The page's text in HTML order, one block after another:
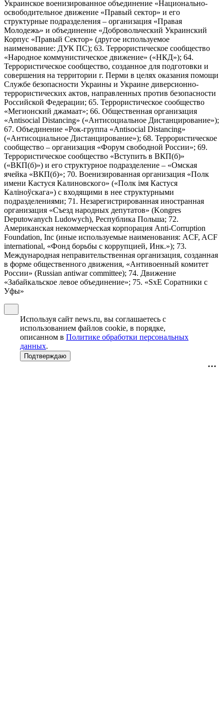
Украинское военизированное объединение «Национально-
освободительное движение «Правый сектор» и его
структурные подразделения – организация «Правая
Молодежь» и объединение «Добровольческий Украинский
Корпус «Правый Сектор» (другое используемое
наименование: ДУК ПС); 63. Террористическое сообщество
«Народное коммунистическое движение» («НКД»); 64.
Террористическое сообщество, созданное для подготовки и
совершения на территории г. Перми в целях оказания помощи
Службе безопасности Украины и Украине диверсионно-
террористических актов, направленных против безопасности
Российской Федерации; 65. Террористическое сообщество
«Мегионский джамаат»; 66. Общественная организация
«Antisocial Distancing» («Антисоциальное Дистанцирование»);
67. Объединение «Рок-группа «Antisocial Distancing»
(«Антисоциальное Дистанцирование»); 68. Террористическое
сообщество – организация «Форум свободной России»; 69.
Террористическое сообщество «Вступить в ВКП(б)»
(«ВКП(б)») и его структурное подразделение – «Омская
ячейка «ВКП(б)»; 70. Военизированная организация «Полк
имени Кастуся Калиновского» («Полк iмя Кастуся
Калiноўскага») с входящими в нее структурными
подразделениями; 71. Незарегистрированная иностранная
организация «Съезд народных депутатов» (Kongres
Deputowanych Ludowych), Республика Польша; 72.
Американская некоммерческая корпорация Anti-Corruption
Foundation, Inc (иные используемые наименования: ACF, ACF
international, «Фонд борьбы с коррупцией, Инк.»); 73.
Международная неправительственная организация, созданная
в форме общественного движения, «Антивоенный комитет
России» (Russian antiwar committee); 74. Движение
«Забайкальское левое объединение»; 75. «SxE Соратники с
Уфы»
Используя сайт news.ru, вы соглашаетесь с
использованием файлов cookie, в порядке,
описанном в Политике обработки персональных
данных.
Подтверждаю